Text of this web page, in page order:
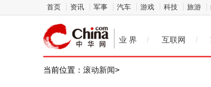
首页 资讯 军事 汽车 游戏 科技 旅游
业 界 / 互联网 /
当前位置： 滚动新闻>